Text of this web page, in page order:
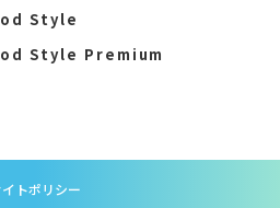
Style
Style Premium
トポリシー